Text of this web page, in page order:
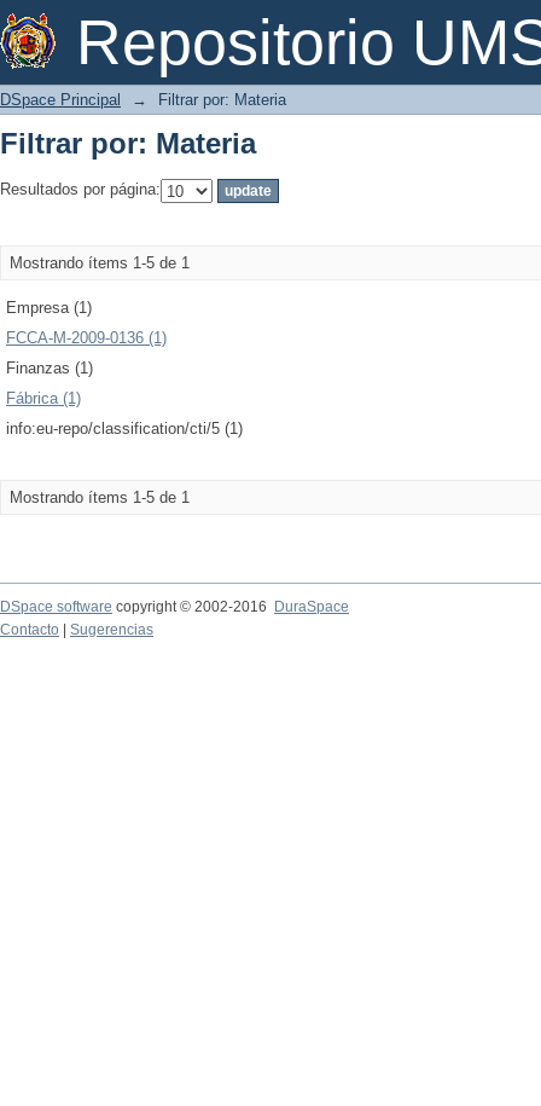
Repositorio
Filtrar por: Materia
DSpace Principal → Filtrar por: Materia
Filtrar por: Materia
Resultados por página:
Mostrando ítems 1-5 de 1
Empresa (1)
FCCA-M-2009-0136 (1)
Finanzas (1)
Fábrica (1)
info:eu-repo/classification/cti/5 (1)
Mostrando ítems 1-5 de 1
DSpace software copyright © 2002-2016
DuraSpace
Contacto
Sugerencias